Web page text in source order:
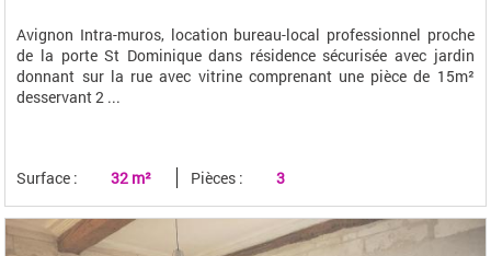
Avignon Intra-muros, location bureau-local professionnel proche
de la porte St Dominique dans résidence sécurisée avec jardin
donnant sur la rue avec vitrine comprenant une pièce de 15m²
desservant 2 ...
Surface : 32 m² Pièces : 3